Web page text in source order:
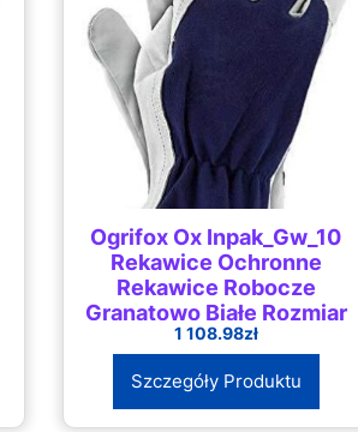
Ogrifox Ox Inpak_Gw_10
Rekawice Ochronne
Rekawice Robocze
Granatowo Białe Rozmiar
10 72 Pary
1 108.98zł
Szczegóły Produktu